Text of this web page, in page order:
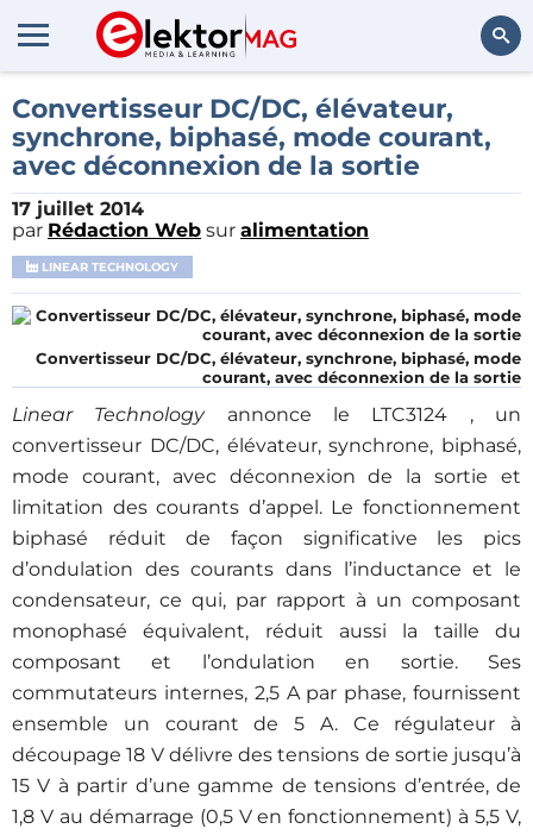
Rechercher
Convertisseur DC/DC, élévateur,
synchrone, biphasé, mode courant,
avec déconnexion de la sortie
17 juillet 2014
par Rédaction Web sur alimentation
LINEAR TECHNOLOGY
Convertisseur DC/DC, élévateur, synchrone, biphasé, mode
courant, avec déconnexion de la sortie
Linear Technologyannonce le LTC3124 , un
convertisseur DC/DC, élévateur, synchrone, biphasé,
mode courant, avec déconnexion de la sortie et
limitation des courants d’appel. Le fonctionnement
biphasé réduit de façon significative les pics
d’ondulation des courants dans l’inductance et le
condensateur, ce qui, par rapport à un composant
monophasé équivalent, réduit aussi la taille du
composant et l’ondulation en sortie. Ses
commutateurs internes, 2,5 A par phase, fournissent
ensemble un courant de 5 A. Ce régulateur à
découpage 18 V délivre des tensions de sortie jusqu’à
15 V à partir d’une gamme de tensions d’entrée, de
1,8 V au démarrage (0,5 V en fonctionnement) à 5,5 V,